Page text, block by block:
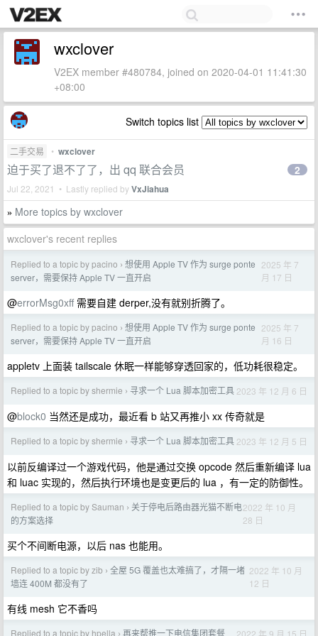
wxclover
V2EX member #480784, joined on 2020-04-01 11:41:30
+08:00
Switch topics list
二手交易 • wxclover
迫于买了退不了了，出 qq 联合会员
Jul 22, 2021 • Lastly replied byVxJiahua
2
» More topics by wxclover
wxclover's recent replies
Replied to a topic by pacino › 想使用 Apple TV 作为 surge ponte
server，需要保持 Apple TV 一直开启
2025 年 7
月 17 日
@errorMsg0xff需要自建 derper,没有就别折腾了。
Replied to a topic by pacino › 想使用 Apple TV 作为 surge ponte
server，需要保持 Apple TV 一直开启
2025 年 7
月 16 日
appletv 上面装 tailscale 休眠一样能够穿透回家的，低功耗很稳定。
Replied to a topic by shermie › 寻求一个 Lua 脚本加密工具 2023 年 12 月 6 日
@block0 当然还是成功，最近看 b 站又再推小 xx 传奇就是
Replied to a topic by shermie › 寻求一个 Lua 脚本加密工具 2023 年 12 月 5 日
以前反编译过一个游戏代码，他是通过交换 opcode 然后重新编译 lua
和 luac 实现的，然后执行环境也是变更后的 lua ，有一定的防御性。
Replied to a topic by Sauman › 关于停电后路由器光猫不断电
的方案选择
2022 年 10 月
28 日
买个不间断电源，以后 nas 也能用。
Replied to a topic by zib › 全屋 5G 覆盖也太难搞了，才隔一堵
墙连 400M 都没有了
2022 年 10 月
12 日
有线 mesh 它不香吗
Replied to a topic by hpella › 再来帮推一下电信集团套餐 2022 年 9 月 15 日